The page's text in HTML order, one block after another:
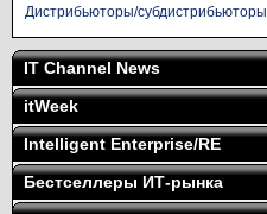
Дистрибьюторы/субдистрибьюторы
IT Channel News
itWeek
Intelligent Enterprise/RE
Бестселлеры ИТ-рынка